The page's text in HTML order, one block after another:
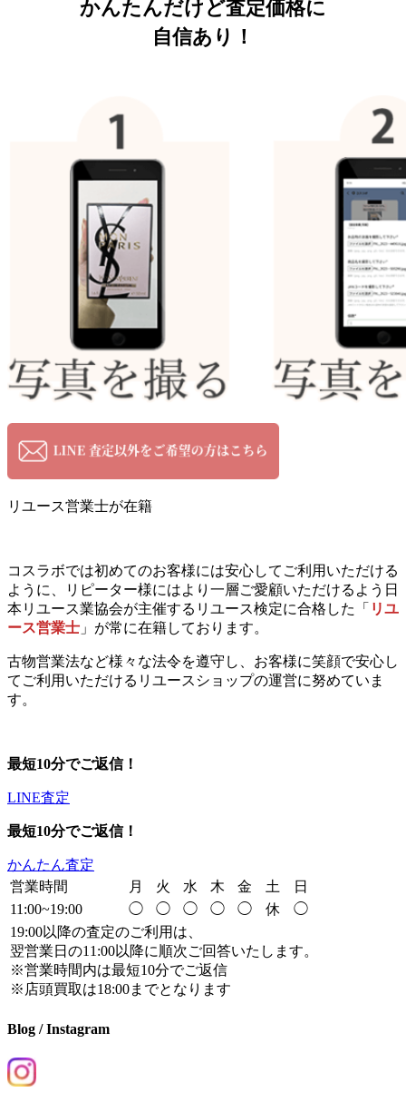
かんたんだけど査定価格に
自信あり！
リユース営業士が在籍
コスラボでは初めてのお客様には安心してご利用いただける
ように、リピーター様にはより一層ご愛顧いただけるよう日
本リユース業協会が主催するリユース検定に合格した「 リユ
ース営業士 」が常に在籍しております。
古物営業法など様々な法令を遵守し、お客様に笑顔で安心し
てご利用いただけるリユースショップの運営に努めていま
す。
最短10分でご返信！
LINE査定
最短10分でご返信！
かんたん査定
営業時間
月 火 水 木 金 土
日
11:00~19:00
◯ ◯ ◯ ◯ ◯ 休
◯
19:00以降の査定のご利用は、
翌営業日の11:00以降に順次ご回答いたします。
※営業時間内は最短10分でご返信
※店頭買取は18:00までとなります
Blog / Instagram